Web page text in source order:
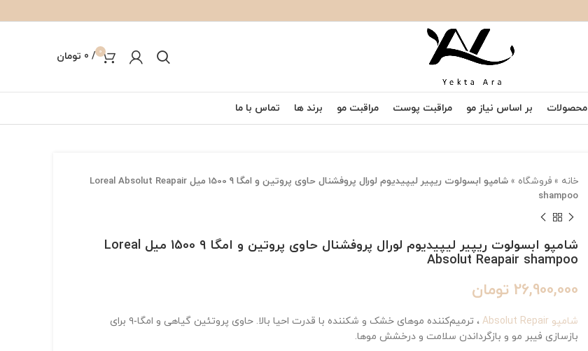
0
/
0 تومان
محصولات بر اساس نیاز مو مراقبت پوست مراقبت مو برند ها تماس با ما
خانه »فروشگاه »
شامپو ابسولوت ریپیر لیپیدیوم لورال پروفشنال حاوی پروتين و امگا ۹ 1500 میل Loreal Absolut Reapair
shampoo
شامپو ابسولوت ریپیر لیپیدیوم لورال پروفشنال حاوی پروتين و امگا ۹ 1500 میل Loreal
Absolut Reapair shampoo
26,900,000 تومان
شامپو Absolut Repair
، ترمیم‌کننده موهای خشک و شکننده با قدرت احیا بالا. حاوی پروتئین گیاهی و امگا‑۹ برای
بازسازی فیبر مو و بازگرداندن سلامت و درخشش موها.